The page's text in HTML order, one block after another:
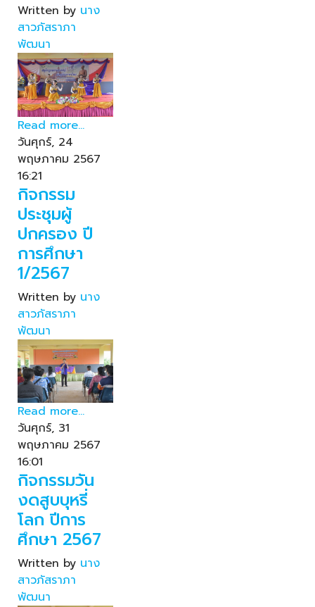
Written by นาง
สาวภัสราภา
พัฒนา
Read more...
วันศุกร์, 24
พฤษภาคม 2567
16:21
กิจกรรม
ประชุมผู้
ปกครอง ปี
การศึกษา
1/2567
Written by นาง
สาวภัสราภา
พัฒนา
Read more...
วันศุกร์, 31
พฤษภาคม 2567
16:01
กิจกรรมวัน
งดสูบบุหรี่
โลก ปีการ
ศึกษา 2567
Written by นาง
สาวภัสราภา
พัฒนา